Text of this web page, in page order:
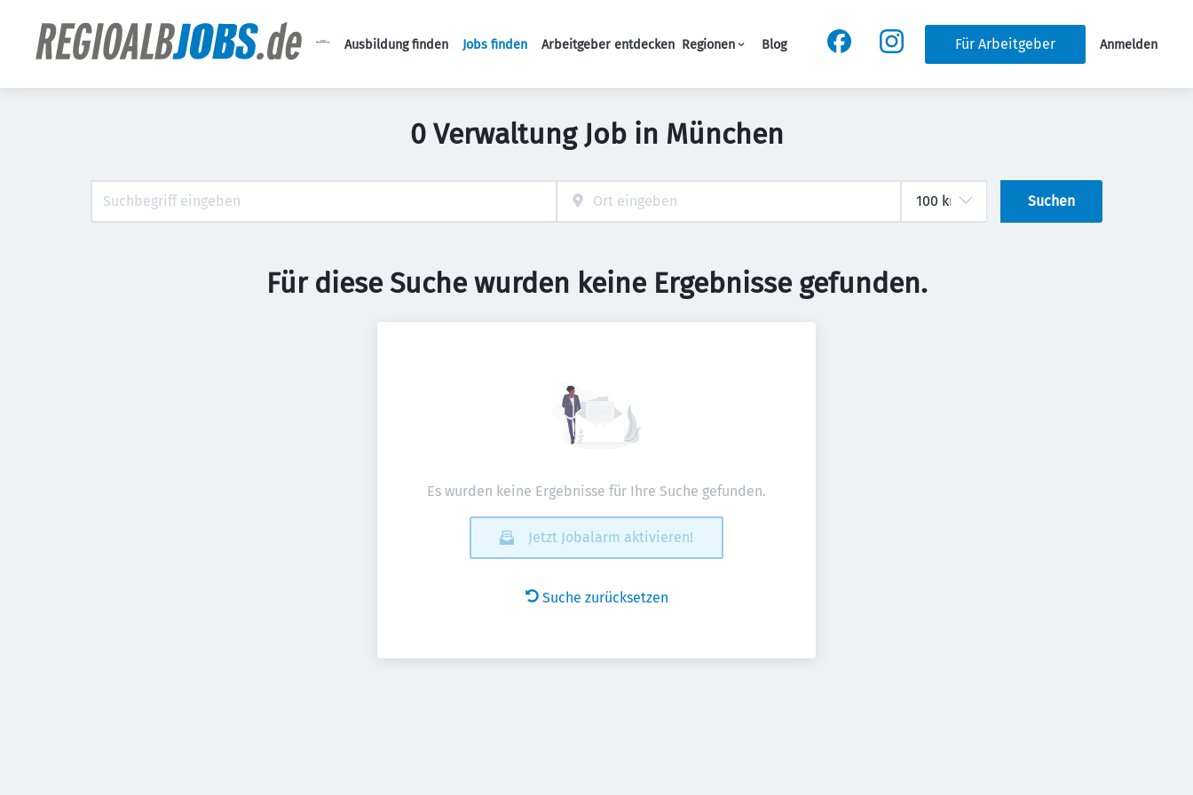
Haupt-Navigation
Ausbildung finden Jobs finden Arbeitgeber entdecken Regionen Blog Für Arbeitgeber Anmelden
0 Verwaltung Job in München
Suchen
Für diese Suche wurden keine Ergebnisse gefunden.
Es wurden keine Ergebnisse für Ihre Suche gefunden.
Jetzt Jobalarm aktivieren!
Suche zurücksetzen